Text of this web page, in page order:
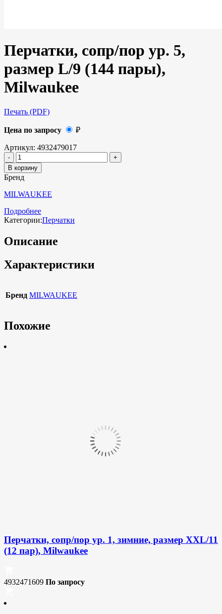
Перчатки, сопр/пор ур. 5,
размер L/9 (144 пары),
Milwaukee
Печать (PDF)
Цена по запросу ₽
Артикул: 4932479017
В корзину
Бренд
MILWAUKEE
Подробнее
Категории:Перчатки
Описание
Характеристики
Бренд MILWAUKEE
Похожие
Перчатки, сопр/пор ур. 1, зимние, размер XXL/11
(12 пар), Milwaukee
4932471609 По запросу